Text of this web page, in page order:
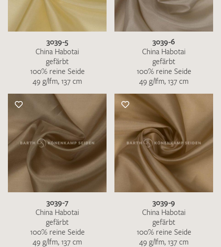
3039-5
China Habotai
gefärbt
100% reine Seide
49 g/lfm, 137 cm
3039-6
China Habotai
gefärbt
100% reine Seide
49 g/lfm, 137 cm
3039-7
China Habotai
gefärbt
100% reine Seide
49 g/lfm, 137 cm
3039-9
China Habotai
gefärbt
100% reine Seide
49 g/lfm, 137 cm